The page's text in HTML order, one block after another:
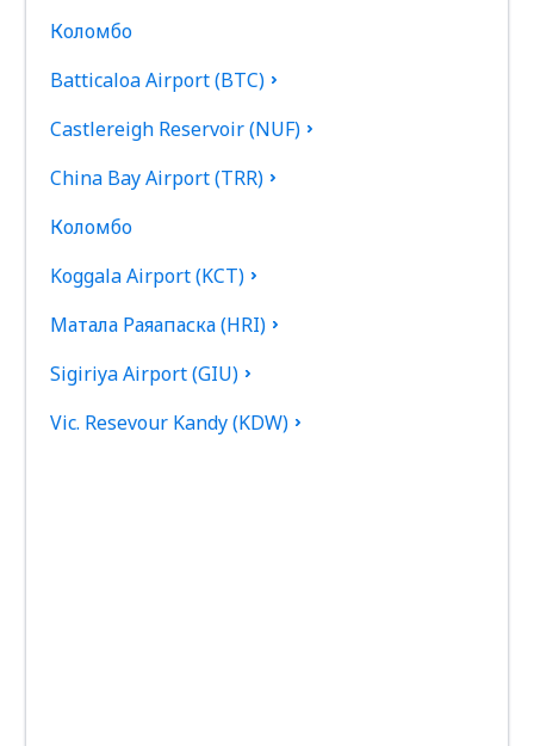
Коломбо
Batticaloa Airport (BTC)
Castlereigh Reservoir (NUF)
China Bay Airport (TRR)
Коломбо
Koggala Airport (KCT)
Матала Раяапаска (HRI)
Sigiriya Airport (GIU)
Vic. Resevour Kandy (KDW)